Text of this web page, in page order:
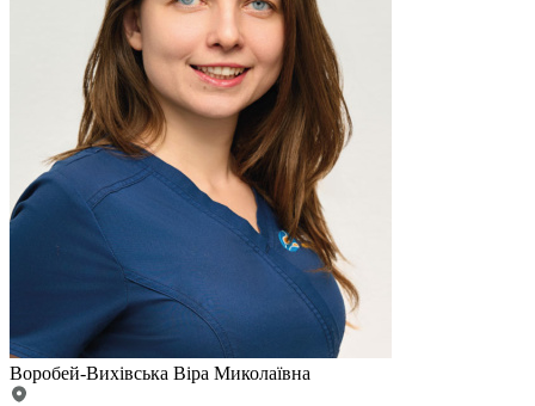
Воробей-Вихівська Віра Миколаївна